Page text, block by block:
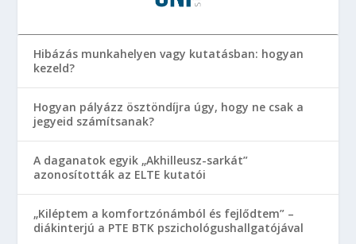
Hibázás munkahelyen vagy kutatásban: hogyan
kezeld?
Hogyan pályázz ösztöndíjra úgy, hogy ne csak a
jegyeid számítsanak?
A daganatok egyik „Akhilleusz-sarkát”
azonosították az ELTE kutatói
„Kiléptem a komfortzónámból és fejlődtem” –
diákinterjú a PTE BTK pszichológushallgatójával